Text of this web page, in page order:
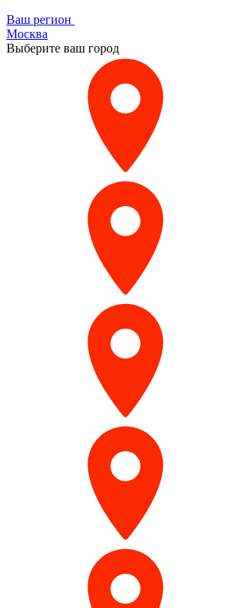
Ваш регион
Москва
Выберите ваш город